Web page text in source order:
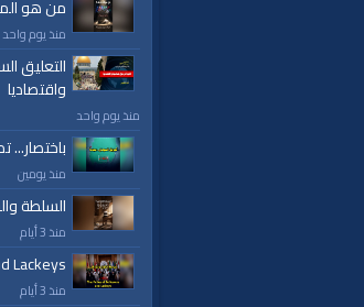
Other Languages
Other Languages
»
قنوات:
Other Languages
العلامات:قناة،|الواقية
merkezi
|
medya
|
ofisi
من هو
منذ يوم واحد
التعليق
واقتصاديا
منذ يوم واحد
باختصار...
منذ يومين
السلطة
منذ 3 أيام
Lackeys
منذ 3 أيام